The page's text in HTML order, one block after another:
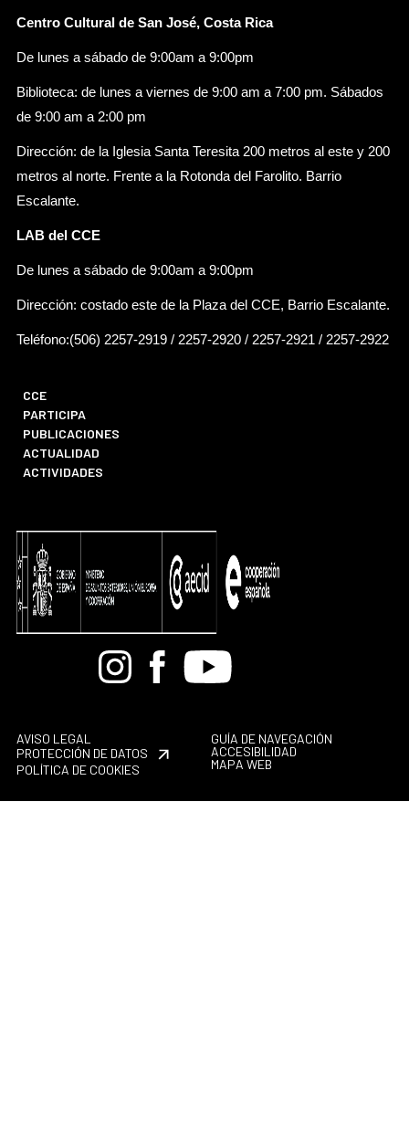
Centro Cultural de San José, Costa Rica
De lunes a sábado de 9:00am a 9:00pm
Biblioteca: de lunes a viernes de 9:00 am a 7:00 pm. Sábados
de 9:00 am a 2:00 pm
Dirección: de la Iglesia Santa Teresita 200 metros al este y 200
metros al norte. Frente a la Rotonda del Farolito. Barrio
Escalante.
LAB del CCE
De lunes a sábado de 9:00am a 9:00pm
Dirección: costado este de la Plaza del CCE, Barrio Escalante.
Teléfono:(506) 2257-2919 / 2257-2920 / 2257-2921 / 2257-2922
CCE
PARTICIPA
PUBLICACIONES
ACTUALIDAD
ACTIVIDADES
BandcampInstagramFacebook
Youtube
AVISO LEGAL
PROTECCIÓN DE DATOS
POLÍTICA DE COOKIES
GUÍA DE NAVEGACIÓN
ACCESIBILIDAD
MAPA WEB